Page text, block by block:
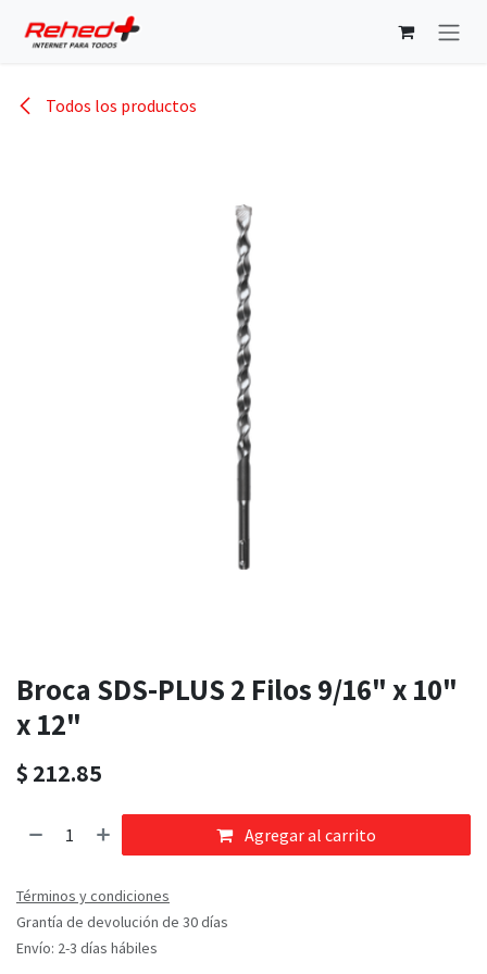
Todos los productos
Broca SDS-PLUS 2 Filos 9/16" x 10"
x 12"
$ 212.85
Agregar al carrito
Términos y condiciones
Grantía de devolución de 30 días
Envío: 2-3 días hábiles